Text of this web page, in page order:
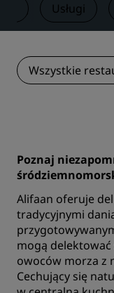
Usługi
Wszystkie
Poznaj
Alifaan oferuje
tradycyjnymi
mogą delektować
owoców morza z
Cechujący się